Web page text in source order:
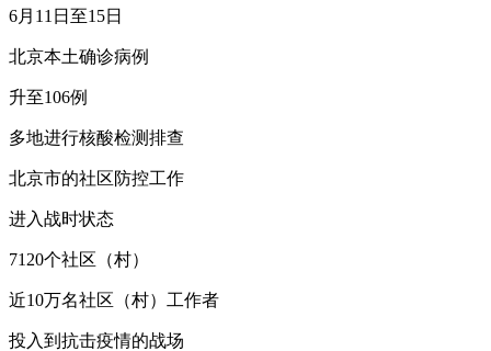
6月11日至15日
北京本土确诊病例
升至106例
多地进行核酸检测排查
北京市的社区防控工作
进入战时状态
7120个社区（村）
近10万名社区（村）工作者
投入到抗击疫情的战场